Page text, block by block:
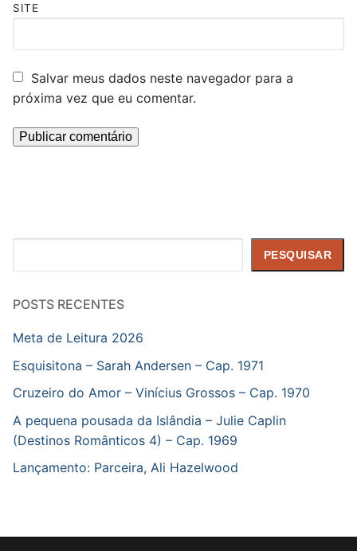
SITE
Salvar meus dados neste navegador para a
próxima vez que eu comentar.
PESQUISAR
POSTS RECENTES
Meta de Leitura 2026
Esquisitona – Sarah Andersen – Cap. 1971
Cruzeiro do Amor – Vinícius Grossos – Cap. 1970
A pequena pousada da Islândia – Julie Caplin
(Destinos Românticos 4) – Cap. 1969
Lançamento: Parceira, Ali Hazelwood